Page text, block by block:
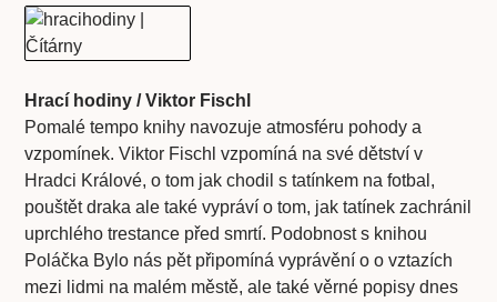
Hrací hodiny /Viktor Fischl
Pomalé tempo knihy navozuje atmosféru pohody a
vzpomínek. Viktor Fischl vzpomíná na své dětství v
Hradci Králové, o tom jak chodil s tatínkem na fotbal,
pouštět draka ale také vypráví o tom, jak tatínek zachránil
uprchlého trestance před smrtí. Podobnost s knihou
Poláčka Bylo nás pět připomíná vyprávění o o vztazích
mezi lidmi na malém městě, ale také věrné popisy dnes